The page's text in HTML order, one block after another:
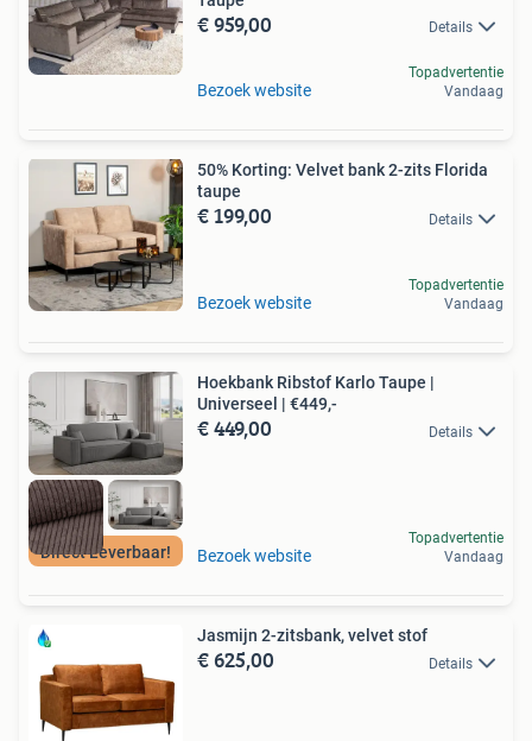
€ 959,00 Details
Bezoek website
Topadvertentie
Vandaag
50% Korting: Velvet bank 2-zits Florida
taupe
€ 199,00 Details
Bezoek website
Topadvertentie
Vandaag
Direct Leverbaar!
Hoekbank Ribstof Karlo Taupe |
Universeel | €449,-
€ 449,00 Details
Bezoek website
Topadvertentie
Vandaag
Jasmijn 2-zitsbank, velvet stof
€ 625,00 Details